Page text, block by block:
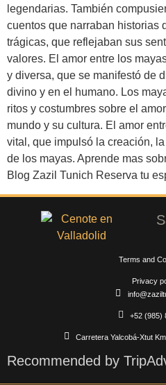
legendarias. También
cuentos que narraban historias
trágicas, que reflejaban sus
valores. El amor entre los
y diversa, que se manifestó de
divino y en el humano. Los
ritos y costumbres sobre el
mundo y su cultura. El amor
vital, que impulsó la creación,
de los mayas. Aprende mas
Blog Zazil Tunich Reserva tu
+52 (985)
Carretera Yalcobá-Xtut
Terms and
Privacy
Recommended by